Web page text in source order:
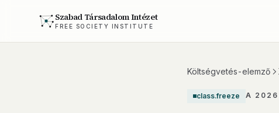
Szabad Társadalom Intézet
FREE SOCIETY INSTITUTE
Költségvetés-elemző
class.freeze A